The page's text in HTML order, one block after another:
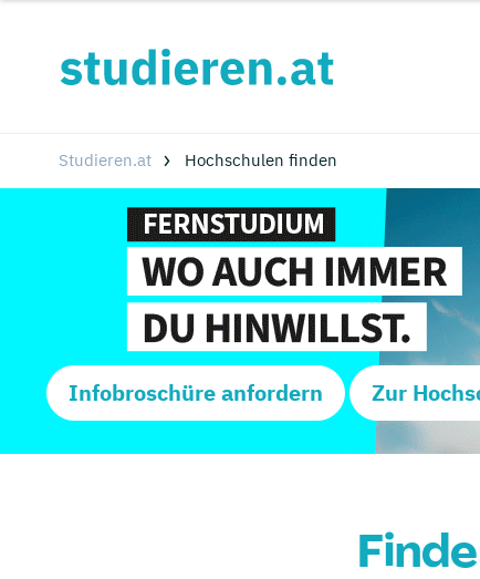
Studieren.at Hochschulen finden
Infobroschüre anfordern Zur